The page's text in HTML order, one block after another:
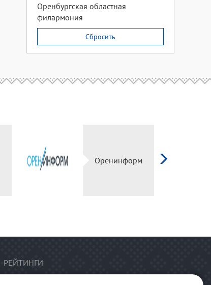
Оренбургская областная
филармония
Сбросить
Оренинформ
РЕЙТИНГИ